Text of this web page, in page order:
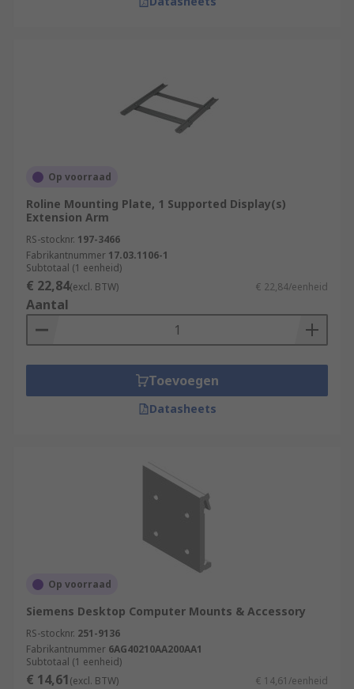
Op voorraad
Roline Mounting Plate, 1 Supported Display(s)
Extension Arm
RS-stocknr. 197-3466
Fabrikantnummer 17.03.1106-1
Subtotaal (1 eenheid)
€ 22,84(excl. BTW) € 22,84/eenheid
Aantal
Toevoegen
Datasheets
Op voorraad
Siemens Desktop Computer Mounts & Accessory
RS-stocknr. 251-9136
Fabrikantnummer 6AG40210AA200AA1
Subtotaal (1 eenheid)
€ 14,61(excl. BTW) € 14,61/eenheid